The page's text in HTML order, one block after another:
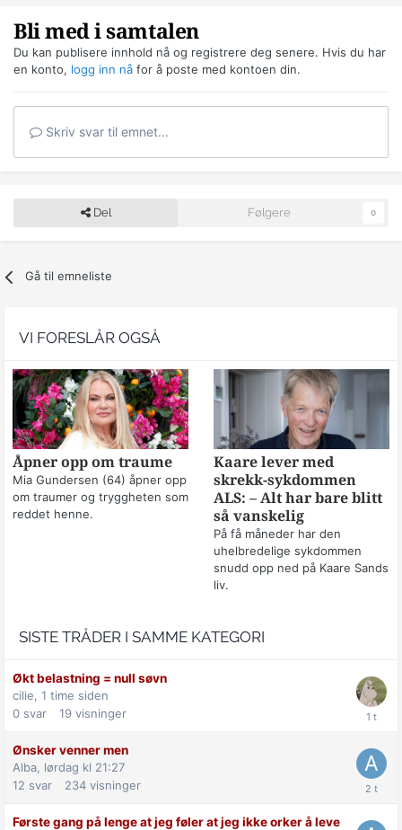
Bli med i samtalen
Du kan publisere innhold nå og registrere deg senere. Hvis du har
en konto, logg inn nå for å poste med kontoen din.
Skriv svar til emnet...
Del Følgere 0
Gå til emneliste
VI FORESLÅR OGSÅ
Åpner opp om traume
Mia Gundersen (64) åpner opp
om traumer og tryggheten som
reddet henne.
Kaare lever med
skrekk-sykdommen
ALS: – Alt har bare blitt
så vanskelig
På få måneder har den
uhelbredelige sykdommen
snudd opp ned på Kaare Sands
liv.
SISTE TRÅDER I SAMME KATEGORI
Økt belastning = null søvn
cilie, 1 time siden
0 svar 19 visninger
Ønsker venner men
Alba, lørdag kl 21:27
12 svar 234 visninger
Første gang på lenge at jeg føler at jeg ikke orker å leve